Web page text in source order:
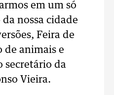
em um só
nossa cidade
Feira de
de animais e
secretário da
Vieira.